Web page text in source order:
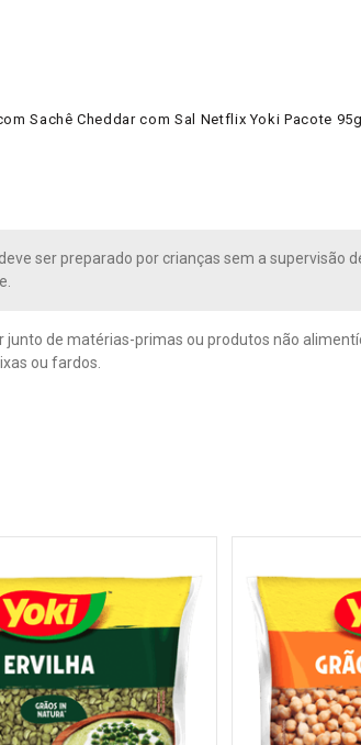
Sachê Cheddar com Sal Netflix Yoki Pacote
ser preparado por crianças sem a supervisão
junto de matérias-primas ou produtos não
ou fardos.